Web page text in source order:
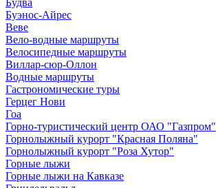
Будва
Буэнос-Айрес
Веве
Вело-водные маршруты
Велосипедные маршруты
Виллар-сюр-Оллон
Водные маршруты
Гастрономические туры
Герцег Нови
Гоа
Горно-туристический центр ОАО "Газпром"
Горнолыжный курорт "Красная Поляна"
Горнолыжный курорт "Роза Хутор"
Горные лыжи
Горные лыжи на Кавказе